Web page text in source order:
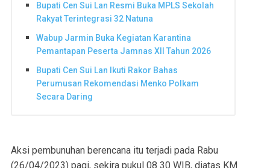
Bupati Cen Sui Lan Resmi Buka MPLS Sekolah
Rakyat Terintegrasi 32 Natuna
Wabup Jarmin Buka Kegiatan Karantina
Pemantapan Peserta Jamnas XII Tahun 2026
Bupati Cen Sui Lan Ikuti Rakor Bahas
Perumusan Rekomendasi Menko Polkam
Secara Daring
Aksi pembunuhan berencana itu terjadi pada Rabu
(26/04/2023) pagi, sekira pukul 08 30 WIB, diatas KM